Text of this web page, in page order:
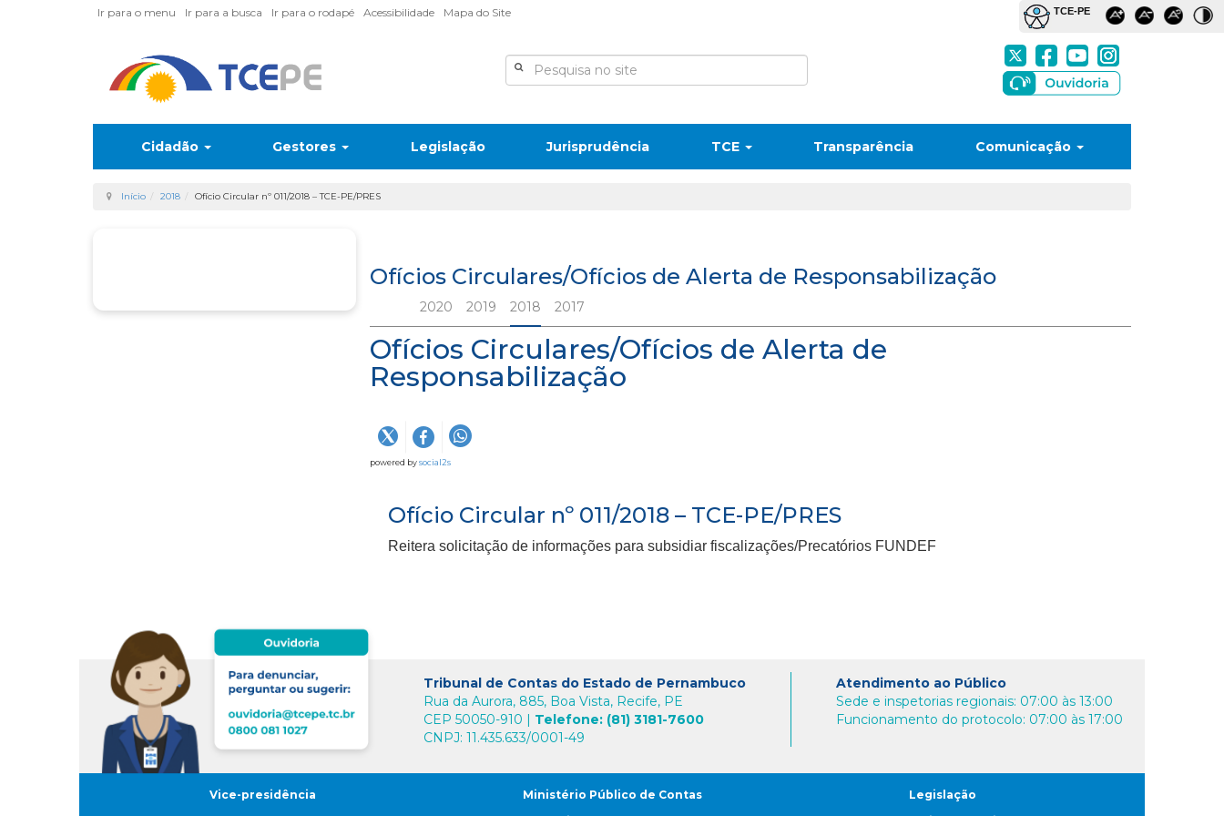
Ir para o menu Ir para a busca Ir para o rodapé Acessibilidade Mapa do Site
Cidadão Gestores Legislação Jurisprudência TCE Transparência Comunicação
Início 2018 Ofício Circular nº 011/2018 – TCE-PE/PRES
Ofícios Circulares/Ofícios de Alerta de Responsabilização
2020 2019 2018 2017
Ofícios Circulares/Ofícios de Alerta de
Responsabilização
powered bysocial2s
Ofício Circular nº 011/2018 – TCE-PE/PRES
Reitera solicitação de informações para subsidiar fiscalizações/Precatórios FUNDEF
Tribunal de Contas do Estado de Pernambuco
Rua da Aurora, 885, Boa Vista, Recife, PE
CEP 50050-910 | Telefone: (81) 3181-7600
CNPJ: 11.435.633/0001-49
Atendimento ao Público
Sede e inspetorias regionais: 07:00 às 13:00
Funcionamento do protocolo: 07:00 às 17:00
Vice-presidência
Ministério Público de Contas
Legislação